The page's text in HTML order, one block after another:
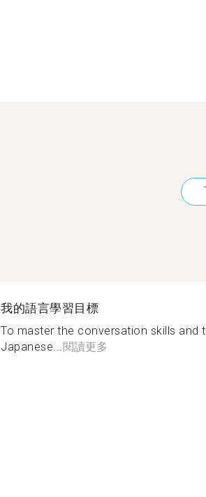
我的語言學習目標
To master the conversation skills and
Japanese... 閱讀更多